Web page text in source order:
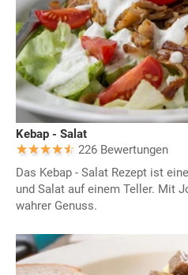
Kebap - Salat
226 Bewertungen
Das Kebap - Salat Rezept ist
und Salat auf einem Teller. Mit
wahrer Genuss.